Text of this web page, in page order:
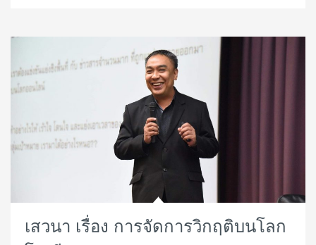
เสวนา เรื่อง การจัดการวิกฤติบนโลก